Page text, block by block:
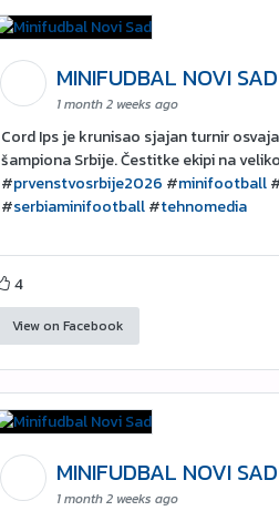
MINIFUDBAL NOVI SAD
1 month 2 weeks ago
Cord Ips je krunisao sjajan turnir
šampiona Srbije. Čestitke ekipi na
#prvenstvosrbije2026 #minifootball
#serbiaminifootball#tehnomedia
4
View on Facebook
MINIFUDBAL NOVI
1 month 2 weeks ago